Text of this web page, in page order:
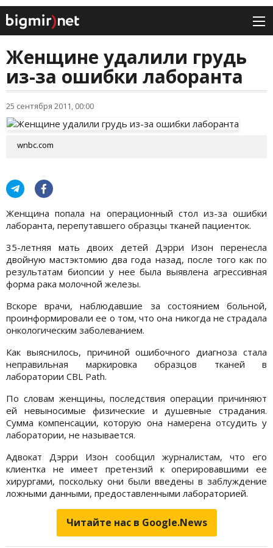
Женщине удалили грудь
из-за ошибки лаборанта
25 сентября 2011, 00:00
wnbc.com
Женщина попала на операционный стол из-за ошибки
лаборанта, перепутавшего образцы тканей пациенток.
35-летняя мать двоих детей Дэрри Изон перенесла
двойную мастэктомию два года назад, после того как по
результатам биопсии у нее была выявлена агрессивная
форма рака молочной железы.
Вскоре врачи, наблюдавшие за состоянием больной,
проинформировали ее о том, что она никогда не страдала
онкологическим заболеванием.
Как выяснилось, причиной ошибочного диагноза стала
неправильная маркировка образцов тканей в
лаборатории CBL Path.
По словам женщины, последствия операции причиняют
ей невыносимые физические и душевные страдания.
Сумма компенсации, которую она намерена отсудить у
лаборатории, не называется.
Адвокат Дэрри Изон сообщил журналистам, что его
клиентка не имеет претензий к оперировавшими ее
хирургами, поскольку они были введены в заблуждение
ложными данными, предоставленными лабораторией.
Читайте нас в Google.News